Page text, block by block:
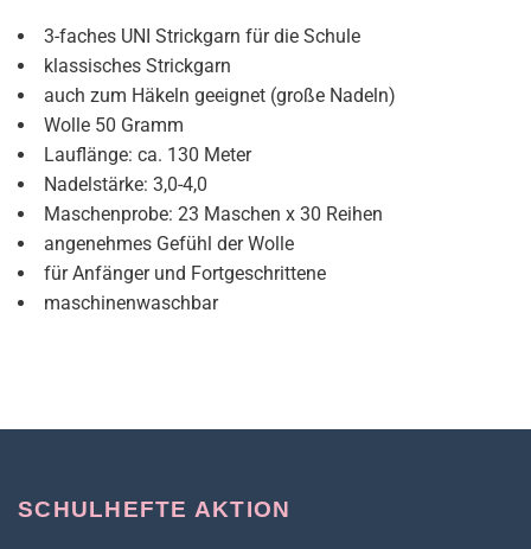
3-faches UNI Strickgarn für die Schule
klassisches Strickgarn
auch zum Häkeln geeignet (große Nadeln)
Wolle 50 Gramm
Lauflänge: ca. 130 Meter
Nadelstärke: 3,0-4,0
Maschenprobe: 23 Maschen x 30 Reihen
angenehmes Gefühl der Wolle
für Anfänger und Fortgeschrittene
maschinenwaschbar
SCHULHEFTE AKTION